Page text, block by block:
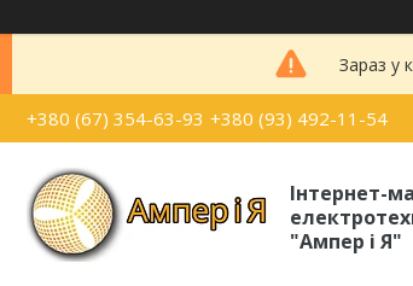
Зараз у
+380 (67) 354-63-93 +380 (93) 492-11-54
Інтернет-
"Ампер і Я"